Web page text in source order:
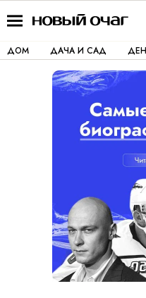
ДОМ ДАЧА И САД